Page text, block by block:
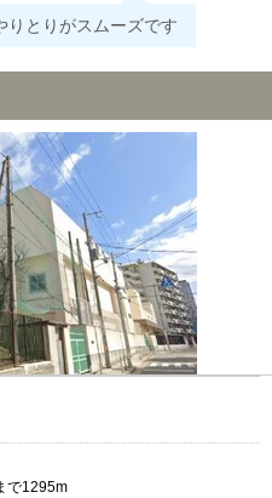
りとりがスムーズです
で1295m